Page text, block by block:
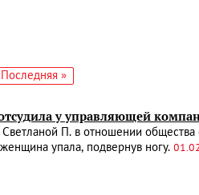
Последняя
Последняя »
у управляющей
П. в отношении
упала, подвернув ногу.